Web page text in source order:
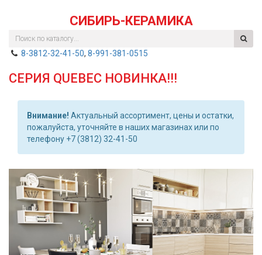
СИБИРЬ-КЕРАМИКА
8-3812-32-41-50, 8-991-381-0515
СЕРИЯ QUEBEC НОВИНКА!!!
Внимание! Актуальный ассортимент, цены и остатки,
пожалуйста, уточняйте в наших магазинах или по
телефону +7 (3812) 32-41-50